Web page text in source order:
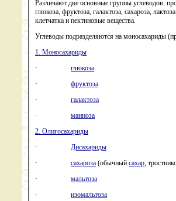
Различают две основные группы углеводов:
глюкоза, фруктоза, галактоза, сахароза,
клетчатка и пектиновые вещества.
Углеводы подразделяются на моносахариды
1. Моносахариды
· глюкоза
· фруктоза
· галактоза
· манноза
2. Олигосахариды
· Дисахариды
· сахароза (обычный сахар ,
· мальтоза
· изомальтоза